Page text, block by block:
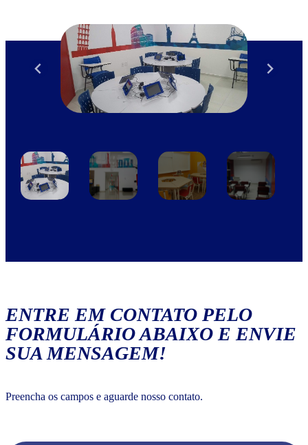
ENTRE EM CONTATO PELO
FORMULÁRIO ABAIXO E ENVIE
SUA MENSAGEM!
Preencha os campos e aguarde nosso contato.